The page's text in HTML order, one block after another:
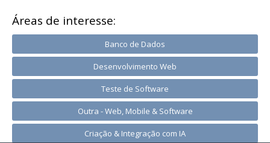
Áreas de interesse:
Banco de Dados
Desenvolvimento Web
Teste de Software
Outra - Web, Mobile & Software
Criação & Integração com IA